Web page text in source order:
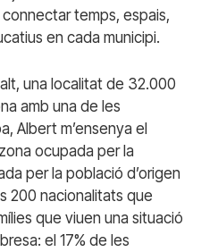
temps, espais,
en cada municipi.
una localitat de 32.000
amb una de les
Albert m’ensenya el
ocupada per la
per la població d’origen
200 nacionalitats que
que viuen una situació
el 17% de les